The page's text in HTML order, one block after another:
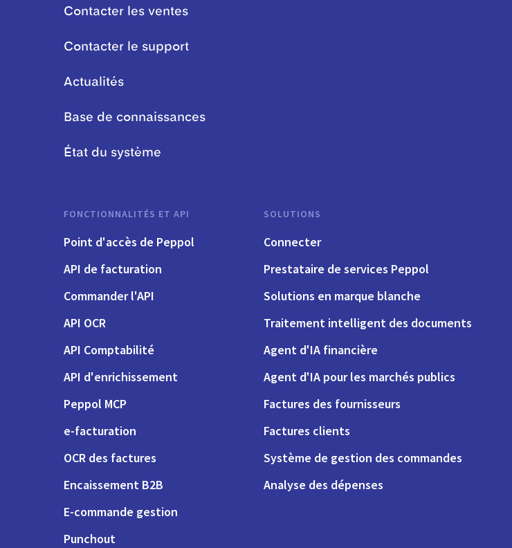
Contacter les ventes
Contacter le support
Actualités
Base de connaissances
État du système
FONCTIONNALITÉS ET API
Point d'accès de Peppol
API de facturation
Commander l'API
API OCR
API Comptabilité
API d'enrichissement
Peppol MCP
e-facturation
OCR des factures
Encaissement B2B
E-commande gestion
Punchout
SOLUTIONS
Connecter
Prestataire de services Peppol
Solutions en marque blanche
Traitement intelligent des documents
Agent d'IA financière
Agent d'IA pour les marchés publics
Factures des fournisseurs
Factures clients
Système de gestion des commandes
Analyse des dépenses